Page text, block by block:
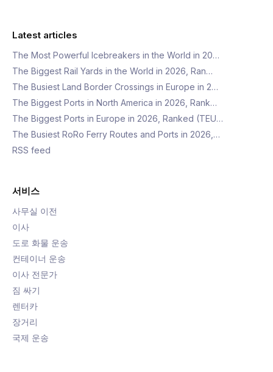
Latest articles
The Most Powerful Icebreakers in the World in 20…
The Biggest Rail Yards in the World in 2026, Ran…
The Busiest Land Border Crossings in Europe in 2…
The Biggest Ports in North America in 2026, Rank…
The Biggest Ports in Europe in 2026, Ranked (TEU…
The Busiest RoRo Ferry Routes and Ports in 2026,…
RSS feed
서비스
사무실 이전
이사
도로 화물 운송
컨테이너 운송
이사 전문가
짐 싸기
렌터카
장거리
국제 운송